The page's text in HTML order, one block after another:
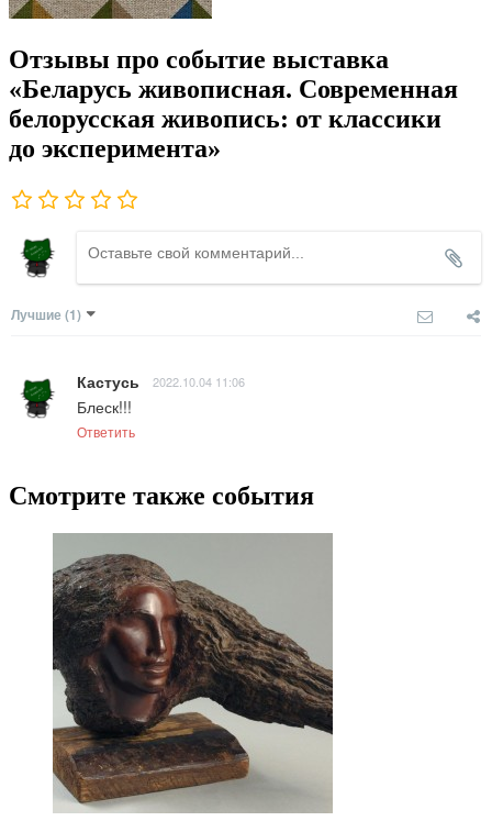
Отзывы про событие выставка
«Беларусь живописная. Современная
белорусская живопись: от классики
до эксперимента»
Лучшие (1)
Кастусь 2022.10.04 11:06
Блеск!!!
Ответить
Смотрите также события